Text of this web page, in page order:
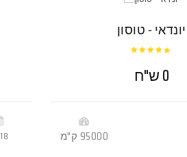
יונדאי - טוסון
0 ש"ח
95000 ק"מ